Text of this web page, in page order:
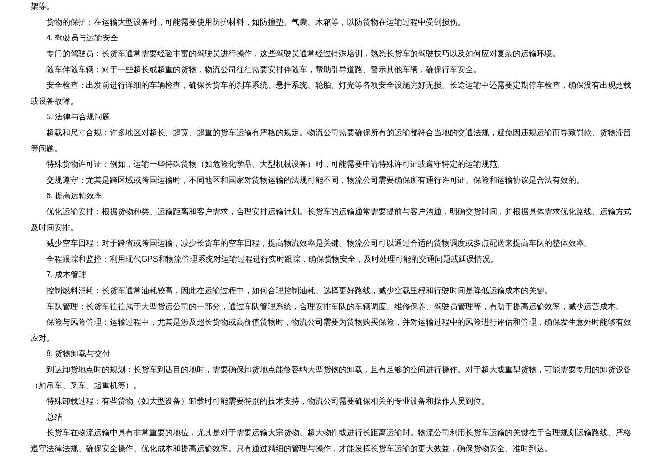
架等。
货物的保护：在运输大型设备时，可能需要使用防护材料，如防撞垫、气囊、木箱等，以防货物在运输过程中受到损伤。
4. 驾驶员与运输安全
专门的驾驶员：长货车通常需要经验丰富的驾驶员进行操作，这些驾驶员通常经过特殊培训，熟悉长货车的驾驶技巧以及如何应对复杂的运输环境。
随车伴随车辆：对于一些超长或超重的货物，物流公司往往需要安排伴随车，帮助引导道路、警示其他车辆，确保行车安全。
安全检查：出发前进行详细的车辆检查，确保长货车的刹车系统、悬挂系统、轮胎、灯光等各项安全设施完好无损。长途运输中还需要定期停车检查，确保没有出现超载
或设备故障。
5. 法律与合规问题
超载和尺寸合规：许多地区对超长、超宽、超重的货车运输有严格的规定。物流公司需要确保所有的运输都符合当地的交通法规，避免因违规运输而导致罚款、货物滞留
等问题。
特殊货物许可证：例如，运输一些特殊货物（如危险化学品、大型机械设备）时，可能需要申请特殊许可证或遵守特定的运输规范。
交规遵守：尤其是跨区域或跨国运输时，不同地区和国家对货物运输的法规可能不同，物流公司需要确保所有通行许可证、保险和运输协议是合法有效的。
6. 提高运输效率
优化运输安排：根据货物种类、运输距离和客户需求，合理安排运输计划。长货车的运输通常需要提前与客户沟通，明确交货时间，并根据具体需求优化路线、运输方式
及时间安排。
减少空车回程：对于跨省或跨国运输，减少长货车的空车回程，提高物流效率是关键。物流公司可以通过合适的货物调度或多点配送来提高车队的整体效率。
全程跟踪和监控：利用现代GPS和物流管理系统对运输过程进行实时跟踪，确保货物安全，及时处理可能的交通问题或延误情况。
7. 成本管理
控制燃料消耗：长货车通常油耗较高，因此在运输过程中，如何合理控制油耗、选择更好路线，减少空载里程和行驶时间是降低运输成本的关键。
车队管理：长货车往往属于大型货运公司的一部分，通过车队管理系统，合理安排车队的车辆调度、维修保养、驾驶员管理等，有助于提高运输效率，减少运营成本。
保险与风险管理：运输过程中，尤其是涉及超长货物或高价值货物时，物流公司需要为货物购买保险，并对运输过程中的风险进行评估和管理，确保发生意外时能够有效
应对。
8. 货物卸载与交付
到达卸货地点时的规划：长货车到达目的地时，需要确保卸货地点能够容纳大型货物的卸载，且有足够的空间进行操作。对于超大或重型货物，可能需要专用的卸货设备
（如吊车、叉车、起重机等）。
特殊卸载过程：有些货物（如大型设备）卸载时可能需要特别的技术支持，物流公司需要确保相关的专业设备和操作人员到位。
总结
长货车在物流运输中具有非常重要的地位，尤其是对于需要运输大宗货物、超大物件或进行长距离运输时。物流公司利用长货车运输的关键在于合理规划运输路线、严格
遵守法律法规、确保安全操作、优化成本和提高运输效率。只有通过精细的管理与操作，才能发挥长货车运输的更大效益，确保货物安全、准时到达。